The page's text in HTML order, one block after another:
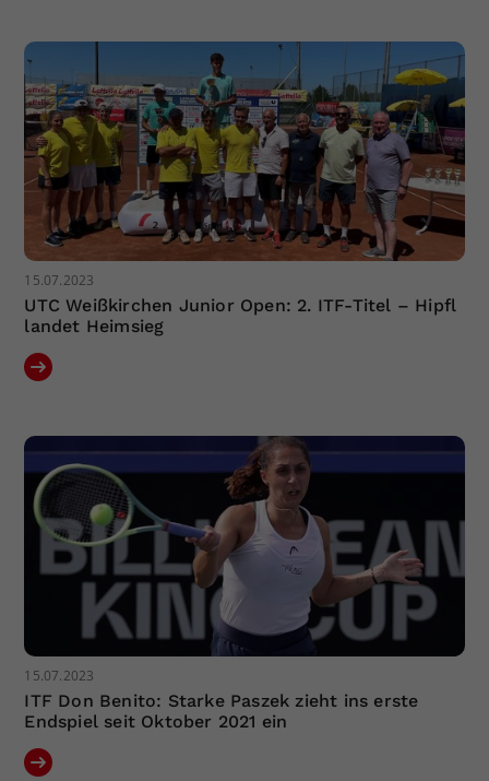
15.07.2023
UTC Weißkirchen Junior Open: 2. ITF-Titel – Hipfl
landet Heimsieg
15.07.2023
ITF Don Benito: Starke Paszek zieht ins erste
Endspiel seit Oktober 2021 ein
Zweck
Einstellungen. Unter anderem eine
zufällig generierte ID, für die
historische Speicherung Ihrer
vorgenommen Einstellungen, falls der
Webseiten-Betreiber dies eingestellt
hat.